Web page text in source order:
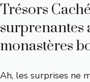
Trésors
surprenantes
monastères
Ah, les surprises ne